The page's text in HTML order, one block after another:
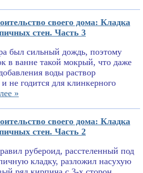
своего дома: Кладка
стен. Часть 3
был сильный дождь, поэтому
в ванне такой мокрый, что даже
воды раствор
не годится для клинкерного
»
своего дома: Кладка
стен. Часть 2
рубероид, расстеленный под
кладку, разложил насухую